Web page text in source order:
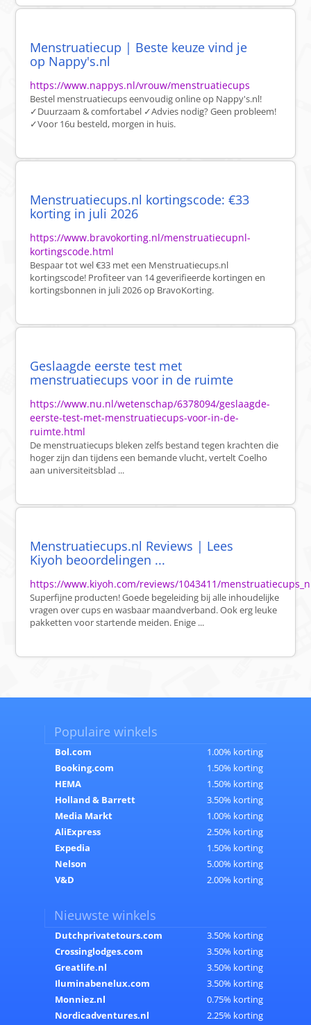
Menstruatiecup | Beste keuze vind je
op Nappy's.nl
https://www.nappys.nl/vrouw/menstruatiecups
Bestel menstruatiecups eenvoudig online op Nappy's.nl!
✓Duurzaam & comfortabel ✓Advies nodig? Geen probleem!
✓Voor 16u besteld, morgen in huis.
Menstruatiecups.nl kortingscode: €33
korting in juli 2026
https://www.bravokorting.nl/menstruatiecupnl-
kortingscode.html
Bespaar tot wel €33 met een Menstruatiecups.nl
kortingscode! Profiteer van 14 geverifieerde kortingen en
kortingsbonnen in juli 2026 op BravoKorting.
Geslaagde eerste test met
menstruatiecups voor in de ruimte
https://www.nu.nl/wetenschap/6378094/geslaagde-
eerste-test-met-menstruatiecups-voor-in-de-
ruimte.html
De menstruatiecups bleken zelfs bestand tegen krachten die
hoger zijn dan tijdens een bemande vlucht, vertelt Coelho
aan universiteitsblad ...
Menstruatiecups.nl Reviews | Lees
Kiyoh beoordelingen ...
https://www.kiyoh.com/reviews/1043411/
Superfijne producten! Goede begeleiding bij alle inhoudelijke
vragen over cups en wasbaar maandverband. Ook erg leuke
pakketten voor startende meiden. Enige ...
Populaire winkels
Bol.com
1.00% korting
Booking.com
1.50% korting
HEMA
1.50% korting
Holland & Barrett
3.50% korting
Media Markt
1.00% korting
AliExpress
2.50% korting
Expedia
1.50% korting
Nelson
5.00% korting
V&D
2.00% korting
Nieuwste winkels
Dutchprivatetours.com
3.50% korting
Crossinglodges.com
3.50% korting
Greatlife.nl
3.50% korting
Iluminabenelux.com
3.50% korting
Monniez.nl
0.75% korting
Nordicadventures.nl
2.25% korting